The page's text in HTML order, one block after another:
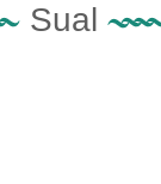
Sual